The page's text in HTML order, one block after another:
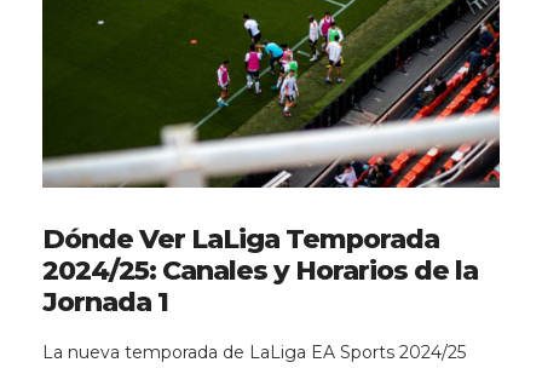
Dónde Ver LaLiga Temporada
2024/25: Canales y Horarios de la
Jornada 1
La nueva temporada de LaLiga EA Sports 2024/25